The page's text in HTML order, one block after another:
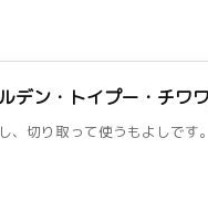
デン・トイプー・チワワ
切り取って使うもよしです。